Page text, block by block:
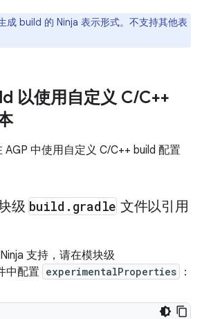
成 build 的 Ninja 表示形式。不支持其他表
以使用自定义 C/C++
中使用自定义 C/C++ build 配置
级 build . gradle 文件以引用
支持，请在模块级
中配置 experimentalProperties ：